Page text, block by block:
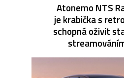
Atonemo NTS
je krabička s
schopná oživit